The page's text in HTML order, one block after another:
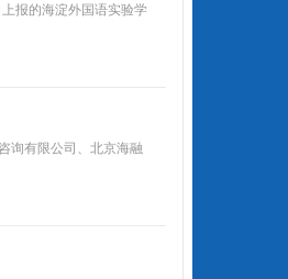
报的海淀外国语实验学
询有限公司、北京海融